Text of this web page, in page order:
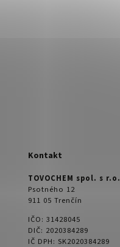
Kontakt
TOVOCHEM spol. s r.o.
Psotného 12
911 05 Trenčín
IČO: 31428045
DIČ: 2020384289
IČ DPH: SK2020384289